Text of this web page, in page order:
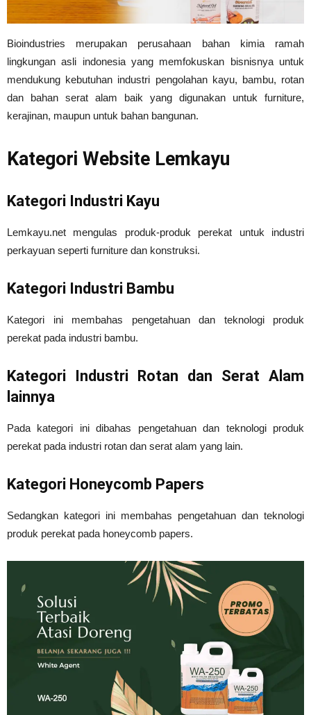
Tahan
Lama
Bioindustries merupakan perusahaan bahan kimia ramah
lingkungan asli indonesia yang memfokuskan bisnisnya untuk
mendukung kebutuhan industri pengolahan kayu, bambu, rotan
dan bahan serat alam baik yang digunakan untuk furniture,
kerajinan, maupun untuk bahan bangunan.
Kategori Website Lemkayu
Kategori Industri Kayu
Lemkayu.net mengulas produk-produk perekat untuk industri
perkayuan seperti furniture dan konstruksi.
Kategori Industri Bambu
Kategori ini membahas pengetahuan dan teknologi produk
perekat pada industri bambu.
Kategori Industri Rotan dan Serat Alam
lainnya
Pada kategori ini dibahas pengetahuan dan teknologi produk
perekat pada industri rotan dan serat alam yang lain.
Kategori Honeycomb Papers
Sedangkan kategori ini membahas pengetahuan dan teknologi
produk perekat pada honeycomb papers.